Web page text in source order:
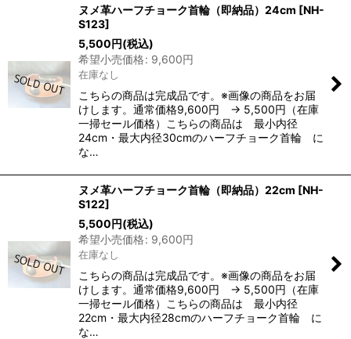
ヌメ革ハーフチョーク首輪（即納品）24cm [NH-
S123]
5,500円(税込)
希望小売価格: 9,600円
在庫なし
こちらの商品は完成品です。※画像の商品をお届
けします。通常価格9,600円 → 5,500円（在庫
一掃セール価格）こちらの商品は 最小内径
24cm・最大内径30cmのハーフチョーク首輪 に
な…
ヌメ革ハーフチョーク首輪（即納品）22cm [NH-
S122]
5,500円(税込)
希望小売価格: 9,600円
在庫なし
こちらの商品は完成品です。※画像の商品をお届
けします。通常価格9,600円 → 5,500円（在庫
一掃セール価格）こちらの商品は 最小内径
22cm・最大内径28cmのハーフチョーク首輪 に
な…